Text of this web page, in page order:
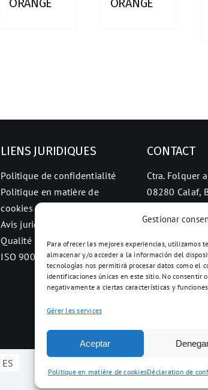
Gestionar
Para ofrecer las mejores experiencias, utilizamos
almacenar y/o acceder a la información del
tecnologías nos permitirá procesar datos como el
identificaciones únicas en este sitio. No consentir
negativamente a ciertas características y
Gérer les services
Aceptar
Politique en matière de cookiesDéclaration de
ORANGE
ORANGE
LIENS JURIDIQUES
Politique de confidentialité
Politique en matière de
cookies
Avis juridique
Qualité
ISO 9001
CONTACT
Ctra. Folquer
08280 Calaf,
ES